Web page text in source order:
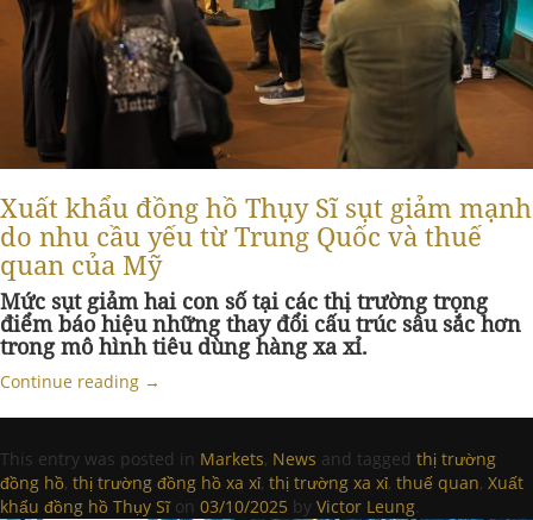
Xuất khẩu đồng hồ Thụy Sĩ sụt giảm mạnh
do nhu cầu yếu từ Trung Quốc và thuế
quan của Mỹ
Mức sụt giảm hai con số tại các thị trường trọng
điểm báo hiệu những thay đổi cấu trúc sâu sắc hơn
trong mô hình tiêu dùng hàng xa xỉ.
Continue reading →
This entry was posted in Markets, News and tagged thị trường
đồng hồ, thị trường đồng hồ xa xỉ, thị trường xa xỉ, thuế quan, Xuất
khẩu đồng hồ Thụy Sĩon 03/10/2025 by Victor Leung.